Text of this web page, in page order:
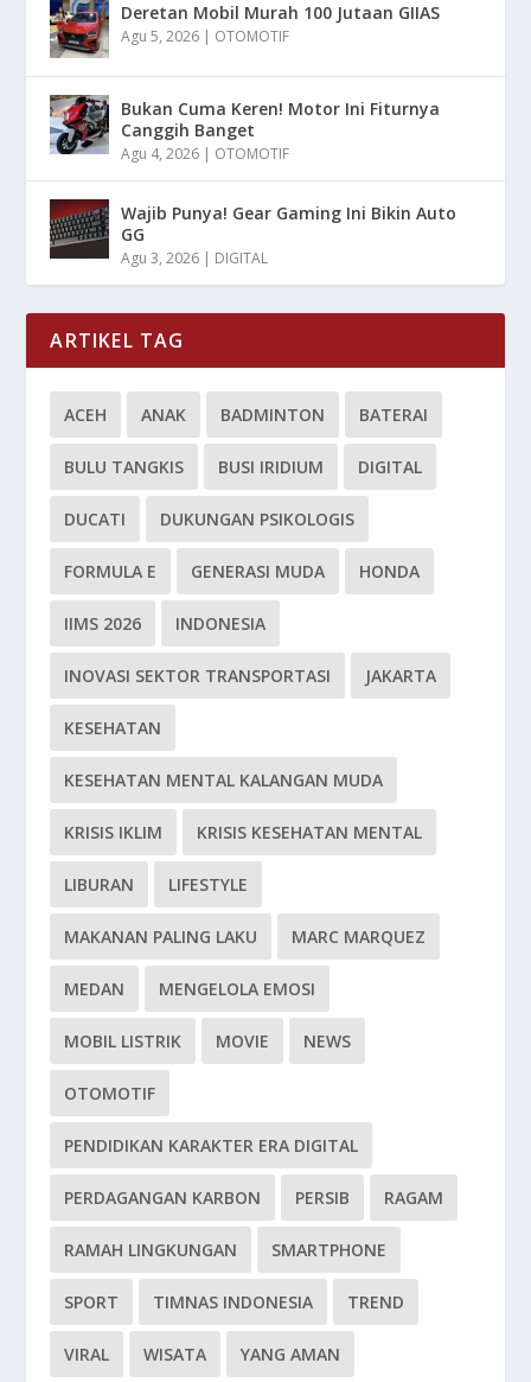
Deretan Mobil Murah 100 Jutaan GIIAS
Agu 5, 2026 | OTOMOTIF
Bukan Cuma Keren! Motor Ini Fiturnya
Canggih Banget
Agu 4, 2026 | OTOMOTIF
Wajib Punya! Gear Gaming Ini Bikin Auto
GG
Agu 3, 2026 | DIGITAL
ARTIKEL TAG
ACEH ANAK BADMINTON BATERAI
BULU TANGKIS BUSI IRIDIUM DIGITAL
DUCATI DUKUNGAN PSIKOLOGIS
FORMULA E GENERASI MUDA HONDA
IIMS 2026 INDONESIA
INOVASI SEKTOR TRANSPORTASI JAKARTA
KESEHATAN
KESEHATAN MENTAL KALANGAN MUDA
KRISIS IKLIM KRISIS KESEHATAN MENTAL
LIBURAN LIFESTYLE
MAKANAN PALING LAKU MARC MARQUEZ
MEDAN MENGELOLA EMOSI
MOBIL LISTRIK MOVIE NEWS
OTOMOTIF
PENDIDIKAN KARAKTER ERA DIGITAL
PERDAGANGAN KARBON PERSIB RAGAM
RAMAH LINGKUNGAN SMARTPHONE
SPORT TIMNAS INDONESIA TREND
VIRAL WISATA YANG AMAN